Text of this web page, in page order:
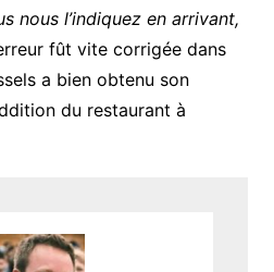
nous l’indiquez en arrivant,
fût vite corrigée dans
a bien obtenu son
du restaurant à